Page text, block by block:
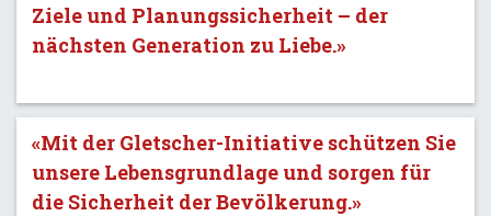
Ziele und Planungssicherheit – der
nächsten Generation zu Liebe.»
«Mit der Gletscher-Initiative schützen Sie
unsere Lebensgrundlage und sorgen für
die Sicherheit der Bevölkerung.»